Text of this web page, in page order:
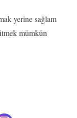
yerine sağlam
mümkün